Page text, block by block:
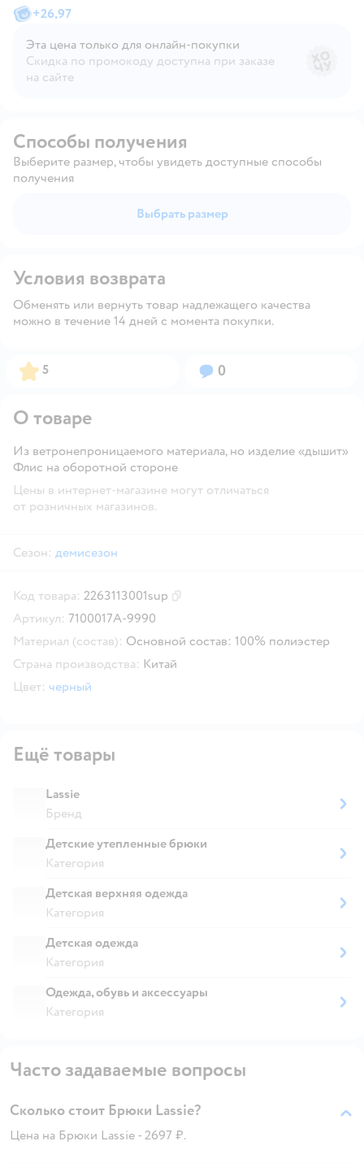
+26,97
Эта цена только для онлайн‑покупки
Скидка по промокоду доступна при заказе
на сайте
Способы получения
Выберите размер, чтобы увидеть доступные способы
получения
Выбрать размер
Условия возврата
Обменять или вернуть товар надлежащего качества
можно в течение 14 дней с момента покупки.
Рейтинг:
5 Вопросов:
0
О товаре
Из ветронепроницаемого материала, но изделие «дышит»
Флис на оборотной стороне
Цены в интернет-магазине могут отличаться
от розничных магазинов.
Сезон: демисезон
Код товара: 2263113001sup
Артикул: 7100017A-9990
Материал (состав): Основной состав: 100% полиэстер
Страна производства: Китай
Цвет: черный
Ещё товары
Lassie
Бренд
Детские утепленные брюки
Категория
Детская верхняя одежда
Категория
Детская одежда
Категория
Одежда, обувь и аксессуары
Категория
Часто задаваемые вопросы
Сколько стоит Брюки Lassie?
Цена на Брюки Lassie - 2697 ₽.